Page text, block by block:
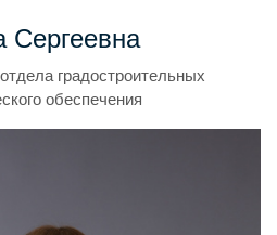
Сергеевна
градостроительных
обеспечения